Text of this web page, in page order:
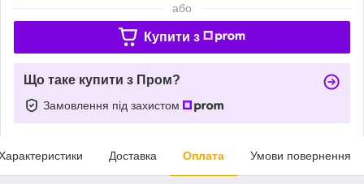
або
Купити з
Що таке купити з Пром?
Замовлення під захистом
Доставка Оплата Умови повернення